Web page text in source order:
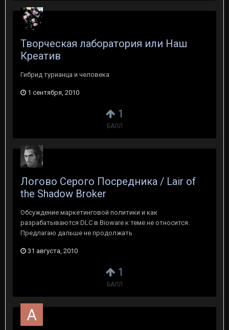
1
БАЛЛ
Творческая лаборатория или Наш
Креатив
Гибрид турианца и человека
1 сентября, 2010
1
БАЛЛ
Логово Серого Посредника / Lair of
the Shadow Broker
Обсуждение маркетинговой политики и как
разрабатываются DLC в Bioware к теме не относится.
Предлагаю дальше не продолжать
31 августа, 2010